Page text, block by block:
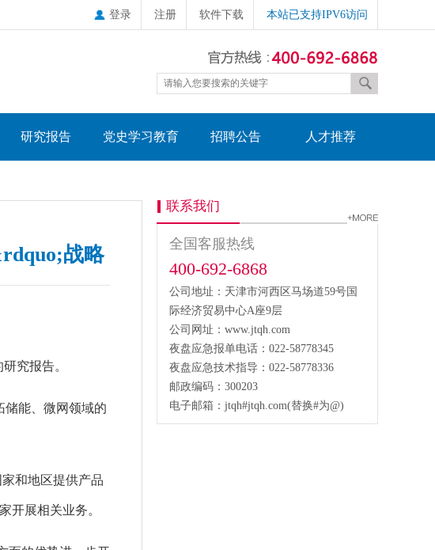
登录 注册 软件下载 本站已支持IPV6访问
研究报告 党史学习教育 招聘公告 人才推荐
战略
究报告。
能、微网领域的
和地区提供产品
开展相关业务。
联系我们
全国客服热线
400-692-6868
公司地址：天津市河西区马场道59号国
际经济贸易中心A座9层
公司网址：www.jtqh.com
夜盘应急报单电话：022-58778345
夜盘应急技术指导：022-58778336
邮政编码：300203
电子邮箱：jtqh#jtqh.com(替换#为@)